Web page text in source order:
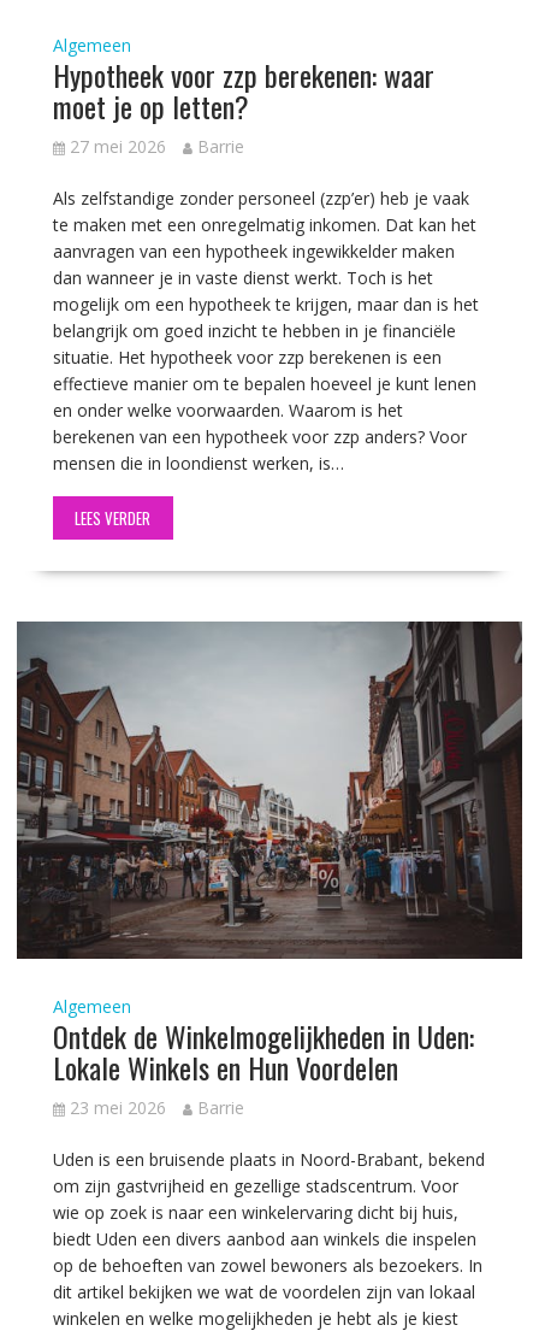
Algemeen
Hypotheek voor zzp berekenen: waar
moet je op letten?
27 mei 2026 Barrie
Als zelfstandige zonder personeel (zzp’er) heb je vaak
te maken met een onregelmatig inkomen. Dat kan het
aanvragen van een hypotheek ingewikkelder maken
dan wanneer je in vaste dienst werkt. Toch is het
mogelijk om een hypotheek te krijgen, maar dan is het
belangrijk om goed inzicht te hebben in je financiële
situatie. Het hypotheek voor zzp berekenen is een
effectieve manier om te bepalen hoeveel je kunt lenen
en onder welke voorwaarden. Waarom is het
berekenen van een hypotheek voor zzp anders? Voor
mensen die in loondienst werken, is…
LEES VERDER
Algemeen
Ontdek de Winkelmogelijkheden in Uden:
Lokale Winkels en Hun Voordelen
23 mei 2026 Barrie
Uden is een bruisende plaats in Noord-Brabant, bekend
om zijn gastvrijheid en gezellige stadscentrum. Voor
wie op zoek is naar een winkelervaring dicht bij huis,
biedt Uden een divers aanbod aan winkels die inspelen
op de behoeften van zowel bewoners als bezoekers. In
dit artikel bekijken we wat de voordelen zijn van lokaal
winkelen en welke mogelijkheden je hebt als je kiest